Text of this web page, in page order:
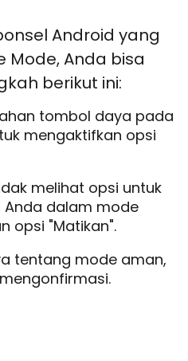
Android yang
Mode, Anda bisa
berikut ini:
tombol daya pada
mengaktifkan opsi
melihat opsi untuk
Anda dalam mode
opsi "Matikan".
tentang mode aman,